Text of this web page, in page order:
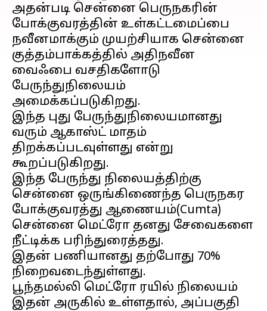
அதன்படி சென்னை பெருநகரின்
போக்குவரத்தின் உள்கட்டமைப்பை
நவீனமாக்கும் முயற்சியாக சென்னை
குத்தம்பாக்கத்தில் அதிநவீன
வைஃபை வசதிகளோடு
பேருந்துநிலையம்
அமைக்கப்படுகிறது.
இந்த புது பேருந்துநிலையமானது
வரும் ஆகாஸ்ட் மாதம்
திறக்கப்படவுள்ளது என்று
கூறப்படுகிறது.
இந்த பேருந்து நிலையத்திற்கு
சென்னை ஒருங்கிணைந்த பெருநகர
போக்குவரத்து ஆணையம்(Cumta)
சென்னை மெட்ரோ தனது சேவைகளை
நீட்டிக்க பரிந்துரைத்தது.
இதன் பணியானது தற்போது 70%
நிறைவடைந்துள்ளது.
பூந்தமல்லி மெட்ரோ ரயில் நிலையம்
இதன் அருகில் உள்ளதால், அப்பகுதி